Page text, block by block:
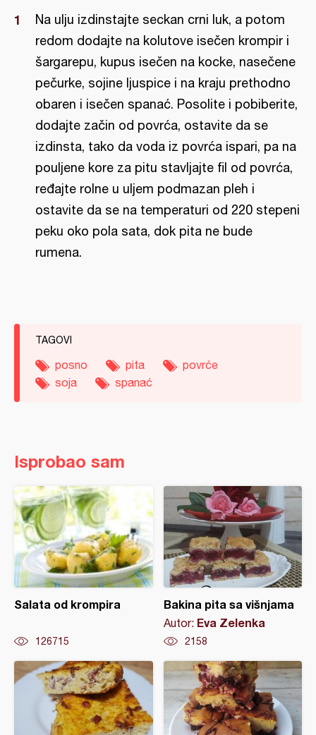
Na ulju izdinstajte seckan crni luk, a potom
redom dodajte na kolutove isečen krompir i
šargarepu, kupus isečen na kocke, nasečene
pečurke, sojine ljuspice i na kraju prethodno
obaren i isečen spanać. Posolite i pobiberite,
dodajte začin od povrća, ostavite da se
izdinsta, tako da voda iz povrća ispari, pa na
pouljene kore za pitu stavljajte fil od povrća,
ređajte rolne u uljem podmazan pleh i
ostavite da se na temperaturi od 220 stepeni
peku oko pola sata, dok pita ne bude
rumena.
TAGOVI
posno pita
povrće
soja
spanać
Isprobao sam
Salata od krompira
126715
Bakina pita sa višnjama
Autor: Eva Zelenka
2158